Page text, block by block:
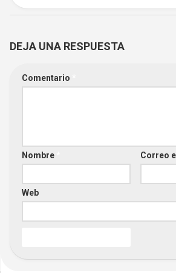
DEJA UNA RESPUESTA
Comentario
Nombre Correo
Web